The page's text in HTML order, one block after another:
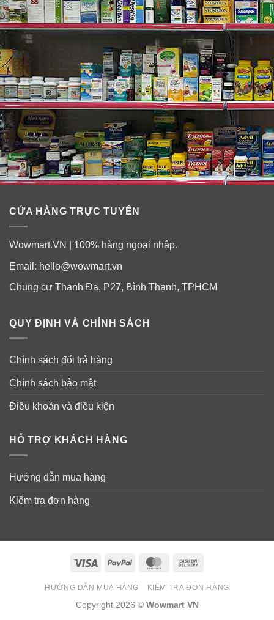
CỬA HÀNG TRỰC TUYẾN
Wowmart.VN | 100% hàng ngoại nhập.
Email: hello@wowmart.vn
Chung cư Thanh Đa, P27, Bình Thạnh, TPHCM
QUY ĐỊNH VÀ CHÍNH SÁCH
Chính sách đổi trả hàng
Chính sách bảo mật
Điều khoản và điều kiện
HỖ TRỢ KHÁCH HÀNG
Hướng dẫn mua hàng
Kiểm tra đơn hàng
Visa PayPal MasterCard
Delivery
HƯỚNG DẪN MUA HÀNG KIỂM TRA ĐƠN HÀNG
Copyright 2026 © Wowmart VN